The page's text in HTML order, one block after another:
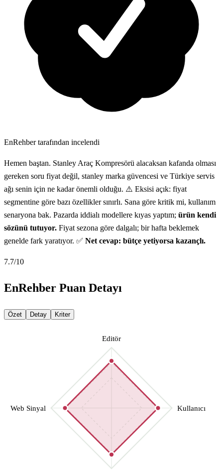
EnRehber tarafından incelendi
Hemen baştan. Stanley Araç Kompresörü alacaksan kafanda olması
gereken soru fiyat değil, stanley marka güvencesi ve Türkiye servis
ağı senin için ne kadar önemli olduğu. ⚠️ Eksisi açık: fiyat
segmentine göre bazı özellikler sınırlı. Sana göre kritik mi, kullanım
senaryona bak. Pazarda iddialı modellere kıyas yaptım; ürün kendi
sözünü tutuyor. Fiyat sezona göre dalgalı; bir hafta beklemek
genelde fark yaratıyor. ✅ Net cevap: bütçe yetiyorsa kazançlı.
7.7/10
EnRehber Puan Detayı
Özet Detay Kriter
Editör
Kullanıcı
Web Sinyal